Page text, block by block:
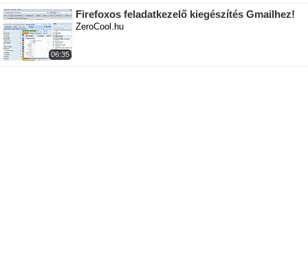
06:35
Firefoxos feladatkezelő kiegészítés Gmailhez!
ZeroCool.hu